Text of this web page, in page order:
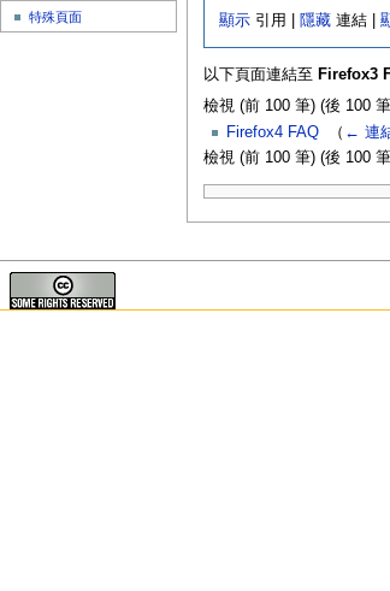
顯示 引用 | 隱藏 連結 |
以下頁面連結至 Firefox3
檢視 (前 100 筆) (後 100
Firefox4 FAQ‎ （ ← 連
檢視 (前 100 筆) (後 100
特殊頁面